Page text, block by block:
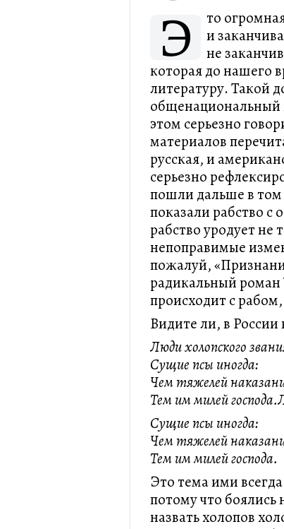
Э
то
и
не
которая до нашего
литературу. Такой
общенациональный
этом серьезно
материалов
русская, и
серьезно
пошли дальше в том
показали рабство с
рабство уродует не
непоправимые
пожалуй,
радикальный роман
происходит с
Видите ли, в России
Люди холопского
Сущие псы иногда:
Чем тяжелей
Тем им милей
Сущие псы иногда:
Чем тяжелей
Тем им милей господа.
Это тема ими
потому что боялись
назвать холопов